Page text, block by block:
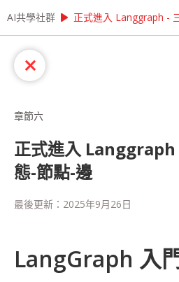
AI共學社群 play_arrow AI Agent 開發特訓營：
AI Agent 開發特訓營
動化
升營運效率的關鍵技術。本
Agent 的完整技術，幫助企
問題的智能應用。我們將以
心專案，結合 RAG 技術與
自動數據分析、多輪對話處
業必需功能。在導師指導下
Agent 自主完成複雜的商業
力，創造顯著的商業價值。
Agent 技術，為企業開創智
people_alt 36人訂閱
AI共學社群 play_arrow 正式進入 Langgraph -
close
章節六
正式進入 Langgraph
態-節點-邊
最後更新： 2025年9月26日
LangGraph 入